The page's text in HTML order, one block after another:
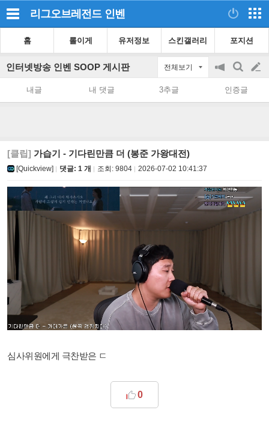
리그오브레전드 인벤
홈 롤이게 유저정보 스킨갤러리 포지션
인터넷방송 인벤 SOOP 게시판 전체보기
공
on/off
검
색
글
쓰
내글 내 댓글 3추글 인증글
[클립] 가습기 - 기다린만큼 더 (봉준 가왕대전)
[Quickview] 댓글: 1 개 조회: 9804 2026-07-02 10:41:37
심사위원에게 극찬받은 ㄷ
0